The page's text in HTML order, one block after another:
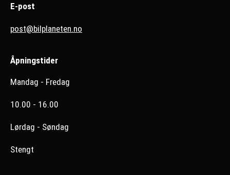
E-post
post@bilplaneten.no
Åpningstider
Mandag - Fredag
10.00 - 16.00
Lørdag - Søndag
Stengt